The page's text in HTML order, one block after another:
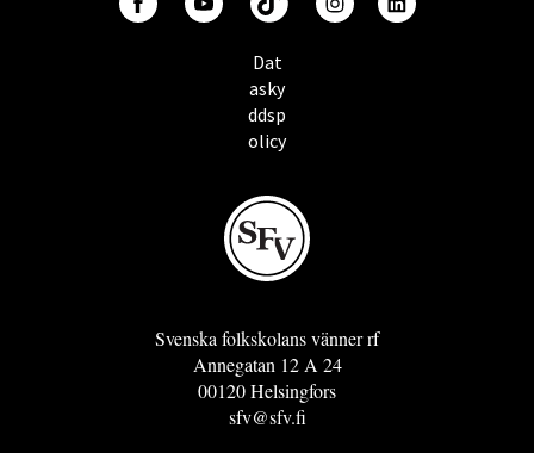
Dat
asky
ddsp
olicy
Svenska folkskolans vänner rf
Annegatan 12 A 24
00120 Helsingfors
sfv@sfv.fi